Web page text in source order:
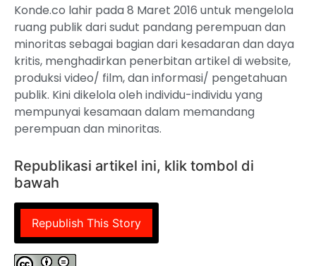
Konde.co lahir pada 8 Maret 2016 untuk mengelola
ruang publik dari sudut pandang perempuan dan
minoritas sebagai bagian dari kesadaran dan daya
kritis, menghadirkan penerbitan artikel di website,
produksi video/ film, dan informasi/ pengetahuan
publik. Kini dikelola oleh individu-individu yang
mempunyai kesamaan dalam memandang
perempuan dan minoritas.
Republikasi artikel ini, klik tombol di
bawah
Republish This Story